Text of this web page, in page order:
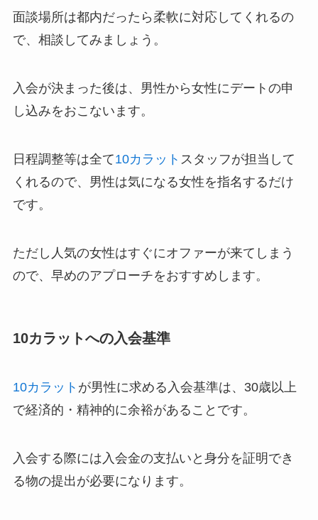
面談場所は都内だったら柔軟に対応してくれるの
で、相談してみましょう。
入会が決まった後は、男性から女性にデートの申
し込みをおこないます。
日程調整等は全て10カラット スタッフが担当して
くれるので、男性は気になる女性を指名するだけ
です。
ただし人気の女性はすぐにオファーが来てしまう
ので、早めのアプローチをおすすめします。
10カラットへの入会基準
10カラット が男性に求める入会基準は、30歳以上
で経済的・精神的に余裕があることです。
入会する際には入会金の支払いと身分を証明でき
る物の提出が必要になります。